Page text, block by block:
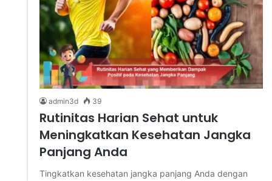
admin3d 39
Rutinitas Harian Sehat untuk
Meningkatkan Kesehatan Jangka
Panjang Anda
Tingkatkan kesehatan jangka panjang Anda dengan